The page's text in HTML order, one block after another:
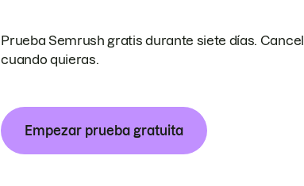
Prueba Semrush gratis durante siete días.
cuando quieras.
Empezar prueba gratuita